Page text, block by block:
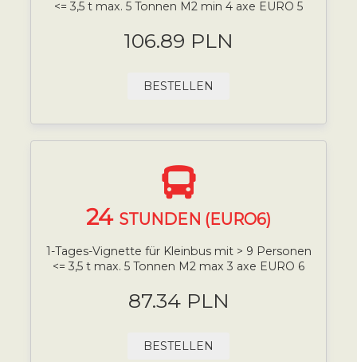
<= 3,5 t max. 5 Tonnen M2 min 4 axe EURO 5
106.89 PLN
BESTELLEN
24 STUNDEN (EURO6)
1-Tages-Vignette für Kleinbus mit > 9 Personen
<= 3,5 t max. 5 Tonnen M2 max 3 axe EURO 6
87.34 PLN
BESTELLEN